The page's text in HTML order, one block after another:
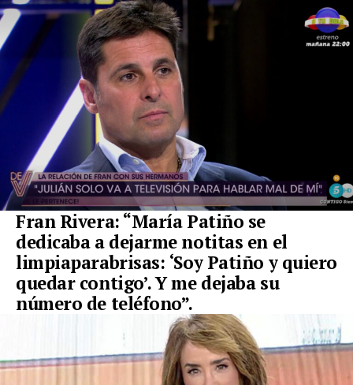
Fran Rivera: “María Patiño se
dedicaba a dejarme notitas en el
limpiaparabrisas: ‘Soy Patiño y quiero
quedar contigo’. Y me dejaba su
número de teléfono”.